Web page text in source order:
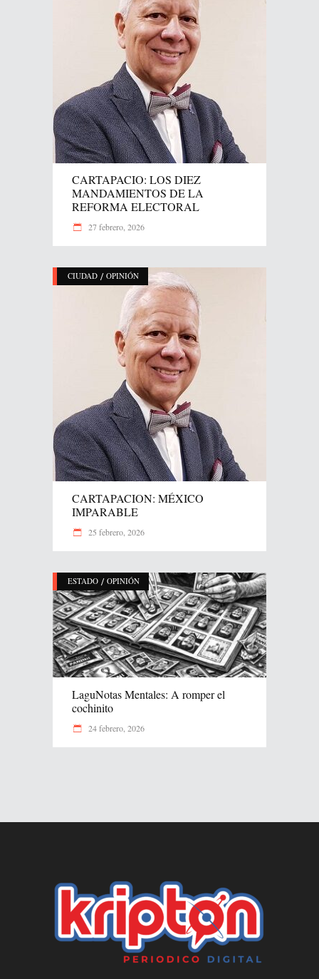
CARTAPACIO: LOS DIEZ
MANDAMIENTOS DE LA
REFORMA ELECTORAL
27 febrero, 2026
CIUDAD / OPINIÓN
CARTAPACION: MÉXICO
IMPARABLE
25 febrero, 2026
ESTADO / OPINIÓN
LaguNotas Mentales: A romper el
cochinito
24 febrero, 2026